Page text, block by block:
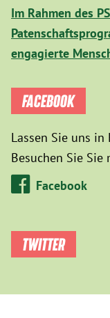
Im Rahmen des
engagierte
FACEBOOK
Lassen Sie uns
Besuchen Sie
Facebook
TWITTER